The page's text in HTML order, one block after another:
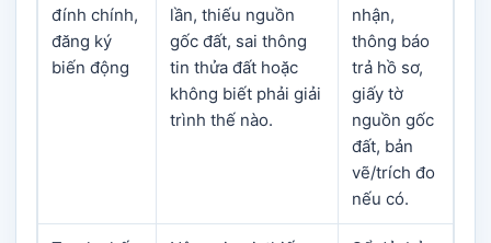
đính chính,
đăng ký
biến động
lần, thiếu nguồn
gốc đất, sai thông
tin thửa đất hoặc
không biết phải giải
trình thế nào.
nhận,
thông báo
trả hồ sơ,
giấy tờ
nguồn gốc
đất, bản
vẽ/trích đo
nếu có.